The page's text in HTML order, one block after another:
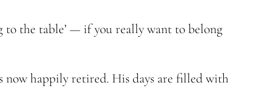
to the table’ — if you really want to belong
now happily retired. His days are filled with